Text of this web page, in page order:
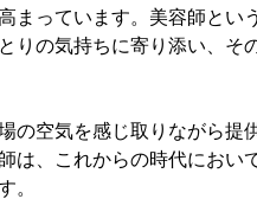
まっています。美容師とい
りの気持ちに寄り添い、そ
の空気を感じ取りながら提
は、これからの時代におい
。